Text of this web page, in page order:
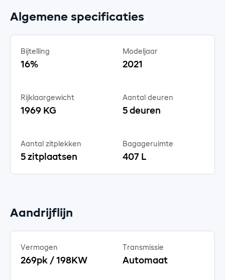
Algemene specificaties
Bijtelling
16%
Modeljaar
2021
Rijklaargewicht
1969 KG
Aantal deuren
5 deuren
Aantal zitplekken
5 zitplaatsen
Bagageruimte
407 L
Aandrijflijn
Vermogen
269pk / 198KW
Transmissie
Automaat